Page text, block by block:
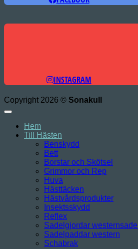
INSTAGRAM
Copyright 2026 © Sonakull
Hem
Till Hästen
Benskydd
Bett
Borstar och Skötsel
Grimmor och Rep
Huva
Hästtäcken
Hästvårdsprodukter
Insektsskydd
Reflex
Sadelgjordar westernsadel
Sadelpaddar western
Schabrak